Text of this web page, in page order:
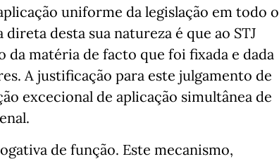
uniforme da legislação em todo o
desta sua natureza é que ao STJ
da matéria de facto que foi fixada e dada
A justificação para este julgamento de
excecional de aplicação simultânea de
de função. Este mecanismo,